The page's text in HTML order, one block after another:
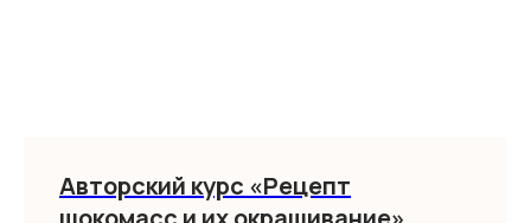
Авторский курс «Рецепт